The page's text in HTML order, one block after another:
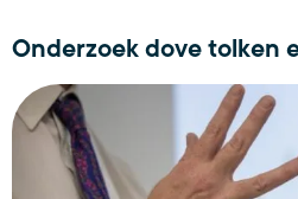
Onderzoek dove tolken